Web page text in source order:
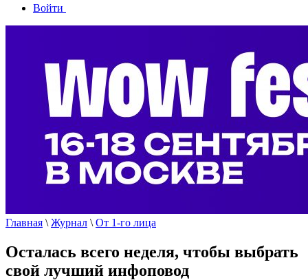
Войти
Главная \ Журнал \ От 1-го лица
Осталась всего неделя, чтобы выбрать
свой лучший инфоповод